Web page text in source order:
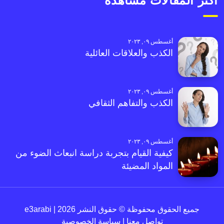
أغسطس ٠٩, ٢٠٢٣
الكذب والعلاقات العائلية
أغسطس ٠٩, ٢٠٢٣
الكذب والتفاهم الثقافي
أغسطس ٠٩, ٢٠٢٣
كيفية القيام بتجربة دراسة انبعاث الضوء من
المواد المضيئة
جميع الحقوق محفوظة © حقوق النشر 2026 | e3arabi
تواصل معنا
سياسة الخصوصية